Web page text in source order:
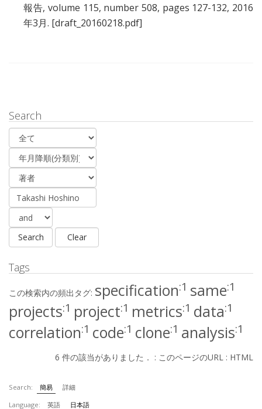
報告, volume 115, number 508, pages 127-132, 2016
年3月. [draft_20160218.pdf]
Search
Tags
この検索内の頻出タグ: specification:1 same:1
projects:1 project:1 metrics:1 data:1
correlation:1 code:1 clone:1 analysis:1
6 件の該当がありました． : このページのURL : HTML
Search: 簡易
詳細
Language:
英語 日本語